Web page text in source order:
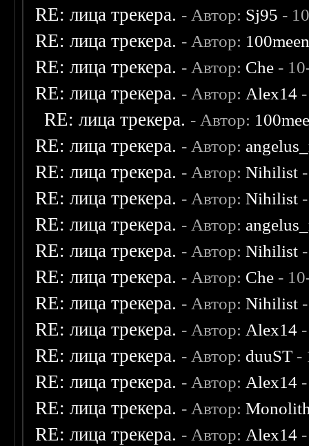
RE: лица трекера. - Автор: Sj95 -
RE: лица трекера. - Автор:
RE: лица трекера. - Автор: Che -
RE: лица трекера. - Автор: Alex14
RE: лица трекера. - Автор:
RE: лица трекера. - Автор:
RE: лица трекера. - Автор:Nihilist
RE: лица трекера. - Автор:Nihilist
RE: лица трекера. - Автор:
RE: лица трекера. - Автор:Nihilist
RE: лица трекера. - Автор: Che -
RE: лица трекера. - Автор:Nihilist
RE: лица трекера. - Автор: Alex14
RE: лица трекера. - Автор: duuST -
RE: лица трекера. - Автор: Alex14
RE: лица трекера. - Автор:
RE: лица трекера. - Автор: Alex14